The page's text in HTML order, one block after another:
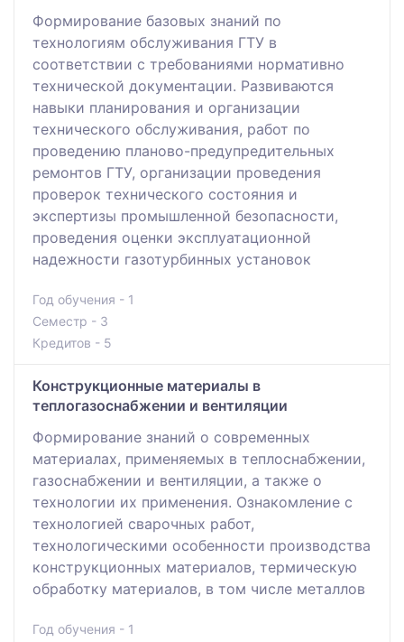
Формирование базовых знаний по
технологиям обслуживания ГТУ в
соответствии с требованиями нормативно
технической документации. Развиваются
навыки планирования и организации
технического обслуживания, работ по
проведению планово-предупредительных
ремонтов ГТУ, организации проведения
проверок технического состояния и
экспертизы промышленной безопасности,
проведения оценки эксплуатационной
надежности газотурбинных установок
Год обучения - 1
Семестр - 3
Кредитов - 5
Конструкционные материалы в
теплогазоснабжении и вентиляции
Формирование знаний о современных
материалах, применяемых в теплоснабжении,
газоснабжении и вентиляции, а также о
технологии их применения. Ознакомление с
технологией сварочных работ,
технологическими особенности производства
конструкционных материалов, термическую
обработку материалов, в том числе металлов
Год обучения - 1